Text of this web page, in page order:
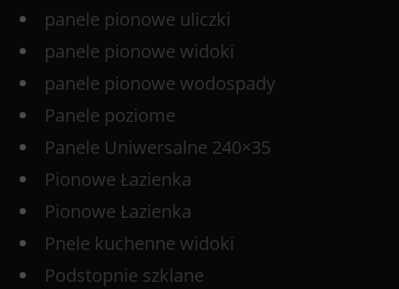
panele pionowe uliczki
panele pionowe widoki
panele pionowe wodospady
Panele poziome
Panele Uniwersalne 240×35
Pionowe Łazienka
Pionowe Łazienka
Pnele kuchenne widoki
Podstopnie szklane